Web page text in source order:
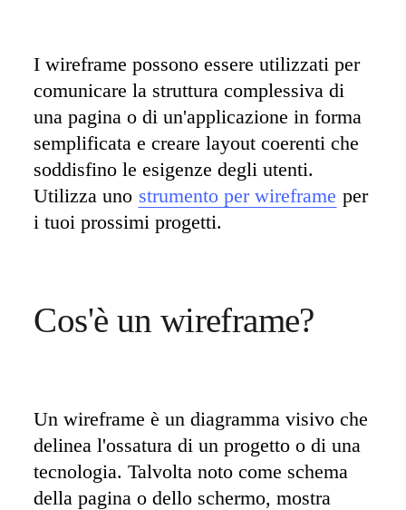
Progettazione
Leadership di prodotto e operazioni
Operazioni
Marketing
Per iniziativa strategica
Sistema operativo del prodotto
Trasformazione IA
Trasformazione delle modalità di lavoro
Esperienza digitale dei dipendenti
Progettazione dell'esperienza cliente e dei servizi
Webinar
Community
Blog
Partner e servizi
Miro Professional Services
Partner di soluzioni
Prezzi
I wireframe possono essere utilizzati per
comunicare la struttura complessiva di
una pagina o di un'applicazione in forma
semplificata e creare layout coerenti che
soddisfino le esigenze degli utenti.
Utilizza uno strumento per wireframe per
i tuoi prossimi progetti.
Cos'è un wireframe?
Un wireframe è un diagramma visivo che
delinea l'ossatura di un progetto o di una
tecnologia. Talvolta noto come schema
della pagina o dello schermo, mostra